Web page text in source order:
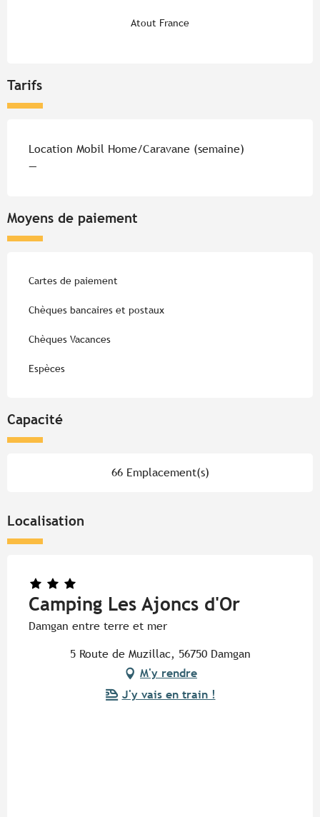
Atout France
Tarifs
Tarifs 2026
Location Mobil Home/Caravane (semaine)
—
Moyens de paiement
Cartes de paiement
Chèques bancaires et postaux
Chèques Vacances
Espèces
Capacité
66 Emplacement(s)
Localisation
Camping Les Ajoncs d'Or
Damgan entre terre et mer
5 Route de Muzillac, 56750 Damgan
M'y rendre
J'y vais en train !